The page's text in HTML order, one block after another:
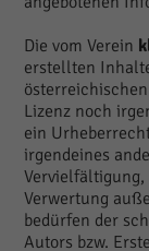
Die vom Verein
erstellten
Lizenz noch
ein
irgendeines
Verwertung
bedürfen der
Autors bzw.